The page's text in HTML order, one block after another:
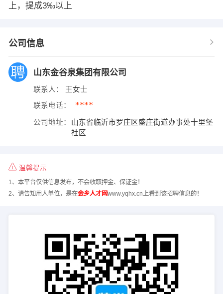
上，提成3‰以上
公司信息
山东金谷泉集团有限公司
联系人： 王女士
联系电话： ****
公司地址：
山东省临沂市罗庄区盛庄街道办事处十里堡
社区
温馨提示
1、本平台仅供信息发布，不会收取押金、保证金！
2、请告知用人单位，是在金乡人才网www.yqhx.cn上看到该招聘信息的！